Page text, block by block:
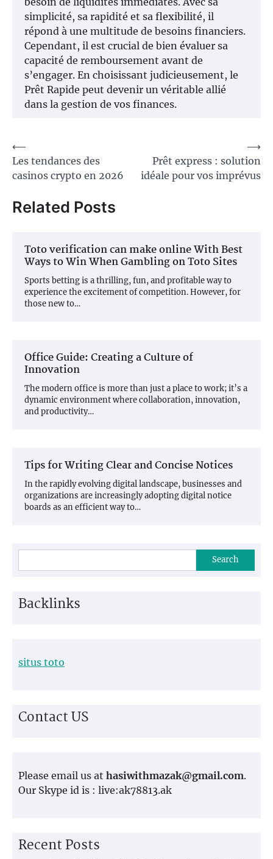
simplicité, sa rapidité et sa flexibilité, il
répond à une multitude de besoins financiers.
Cependant, il est crucial de bien évaluer sa
capacité de remboursement avant de
s’engager. En choisissant judicieusement, le
Prêt Rapide peut devenir un véritable allié
dans la gestion de vos finances.
Post
navigation
⟵
Les tendances des
casinos crypto en 2026
Prêt express : solution
idéale pour vos imprévus
⟶
Related Posts
Toto verification can make online With Best
Ways to Win When Gambling on Toto Sites
Sports betting is a thrilling, fun, and profitable way to
experience the excitement of competition. However, for
those new to…
Office Guide: Creating a Culture of
Innovation
The modern office is more than just a place to work; it’s a
dynamic environment where collaboration, innovation,
and productivity…
Tips for Writing Clear and Concise Notices
In the rapidly evolving digital landscape, businesses and
organizations are increasingly adopting digital notice
boards as an efficient way to…
Search
Backlinks
situs toto
Contact US
Please email us at hasiwithmazak@gmail.com.
Our Skype id is : live:ak78813.ak
Recent Posts